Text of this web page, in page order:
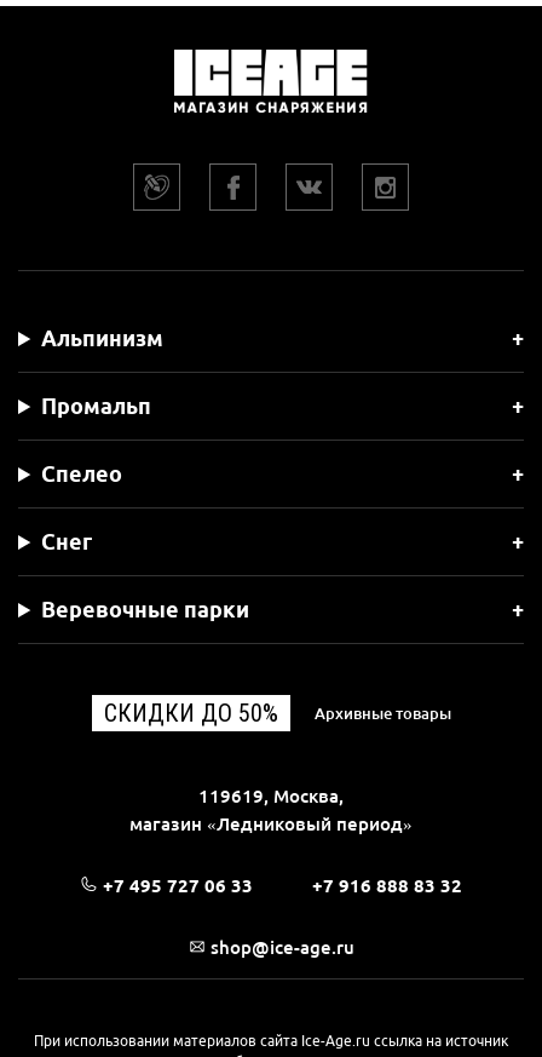
Альпинизм
Промальп
Спелео
Снег
Веревочные парки
СКИДКИ ДО 50% Архивные товары
119619, Москва,
магазин «Ледниковый период»
+7 495 727 06 33 +7 916 888 83 32
shop@ice-age.ru
При использовании материалов сайта Ice-Age.ru ссылка на источник